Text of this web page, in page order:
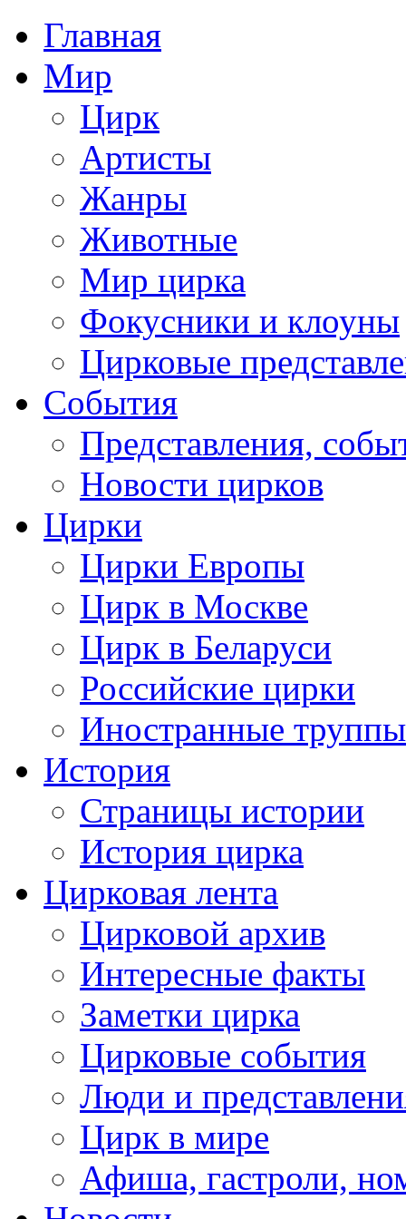
Главная
Мир
Цирк
Артисты
Жанры
Животные
Мир цирка
Фокусники и клоуны
Цирковые
События
Представления,
Новости цирков
Цирки
Цирки Европы
Цирк в Москве
Цирк в Беларуси
Российские цирки
Иностранные труппы
История
Страницы истории
История цирка
Цирковая лента
Цирковой архив
Интересные факты
Заметки цирка
Цирковые события
Люди и
Цирк в мире
Афиша, гастроли,